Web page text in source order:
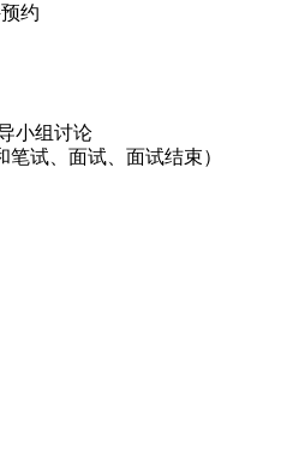
约
小组讨论
试、面试、面试结束）